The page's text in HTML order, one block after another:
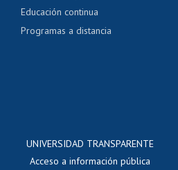
Educación continua
Programas a distancia
UNIVERSIDAD TRANSPARENTE
Acceso a información pública